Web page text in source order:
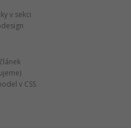
v sekci
v CSS